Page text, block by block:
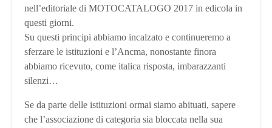
nell’editoriale di MOTOCATALOGO 2017 in edicola in
questi giorni.
Su questi principi abbiamo incalzato e continueremo a
sferzare le istituzioni e l’Ancma, nonostante finora
abbiamo ricevuto, come italica risposta, imbarazzanti
silenzi…
Se da parte delle istituzioni ormai siamo abituati, sapere
che l’associazione di categoria sia bloccata nella sua